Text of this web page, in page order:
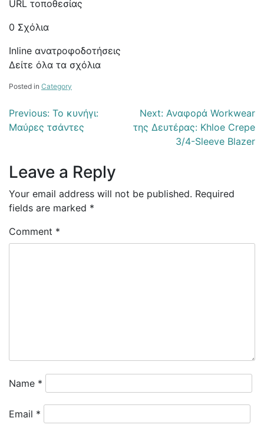
URL τοποθεσίας
0 Σχόλια
Inline ανατροφοδοτήσεις
Δείτε όλα τα σχόλια
Posted in Category
Post
navigation
Previous: Το κυνήγι:
Μαύρες τσάντες
Next: Αναφορά Workwear
της Δευτέρας: Khloe Crepe
3/4-Sleeve Blazer
Leave a Reply
Your email address will not be published. Required
fields are marked *
Comment *
Name *
Email *